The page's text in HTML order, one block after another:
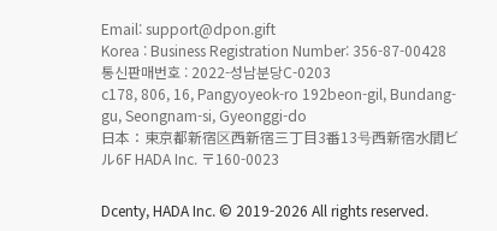
Email: support@dpon.gift
Korea : Business Registration Number: 356-87-00428
통신판매번호 : 2022-성남분당C-0203
c178, 806, 16, Pangyoyeok-ro 192beon-gil, Bundang-
gu, Seongnam-si, Gyeonggi-do
日本：東京都新宿区西新宿三丁目3番13号西新宿水間ビ
ル6F HADA Inc. 〒160-0023
Dcenty, HADA Inc. © 2019-2026 All rights reserved.